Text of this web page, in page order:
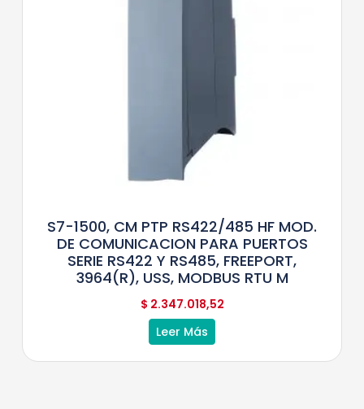
S7-1500, CM PTP RS422/485 HF MOD.
DE COMUNICACION PARA PUERTOS
SERIE RS422 Y RS485, FREEPORT,
3964(R), USS, MODBUS RTU M
$ 2.347.018,52
Leer Más